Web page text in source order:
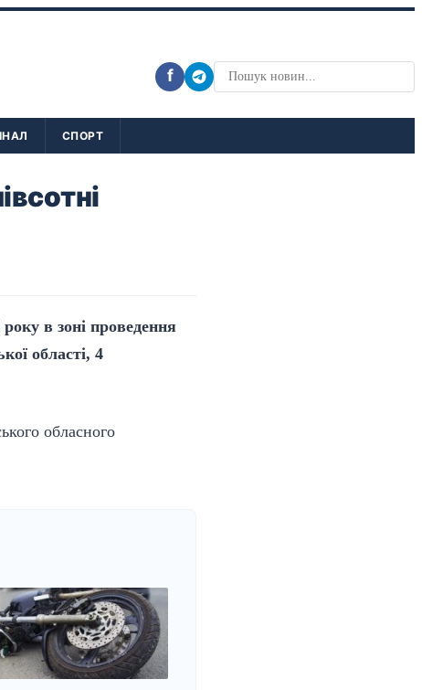
f
СПОРТ
в зоні проведення
області, 4
обласного